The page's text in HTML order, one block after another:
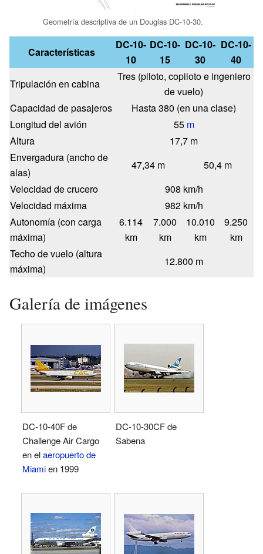
Geometría descriptiva de un Douglas DC-10-30.
Características
DC-10-
10
DC-10-
15
DC-10-
30
DC-10-
40
Tripulación en cabina
Tres (piloto, copiloto e ingeniero
de vuelo)
Capacidad de pasajeros
Hasta 380 (en una clase)
Longitud del avión
55 m
Altura
17,7 m
Envergadura (ancho de
alas)
47,34 m
50,4 m
Velocidad de crucero
908 km/h
Velocidad máxima
982 km/h
Autonomía (con carga
máxima)
6.114
km
7.000
km
10.010
km
9.250
km
Techo de vuelo (altura
máxima)
12.800 m
Galería de imágenes
DC-10-40F de
Challenge Air Cargo
en elaeropuerto de
Miamien 1999
DC-10-30CF de
Sabena